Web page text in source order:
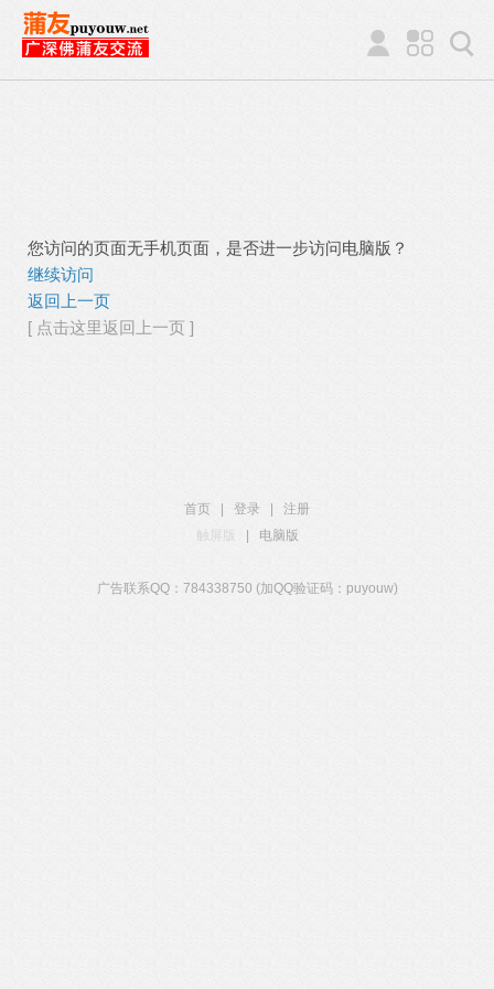
您访问的页面无手机页面，是否进一步访问电脑版？
继续访问
返回上一页
[ 点击这里返回上一页 ]
首页 登录
注册
触屏版
电脑版
广告联系QQ：784338750 (加QQ验证码：puyouw)